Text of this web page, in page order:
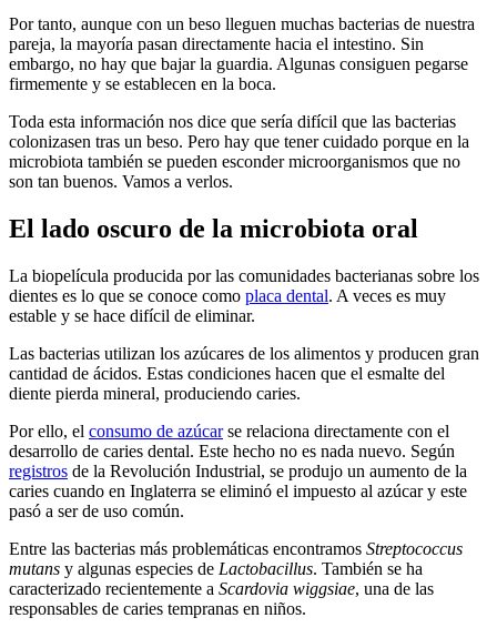
Por tanto, aunque con un beso lleguen muchas bacterias de nuestra
pareja, la mayoría pasan directamente hacia el intestino. Sin
embargo, no hay que bajar la guardia. Algunas consiguen pegarse
firmemente y se establecen en la boca.
Toda esta información nos dice que sería difícil que las bacterias
colonizasen tras un beso. Pero hay que tener cuidado porque en la
microbiota también se pueden esconder microorganismos que no
son tan buenos. Vamos a verlos.
El lado oscuro de la microbiota oral
La biopelícula producida por las comunidades bacterianas sobre los
dientes es lo que se conoce como placa dental. A veces es muy
estable y se hace difícil de eliminar.
Las bacterias utilizan los azúcares de los alimentos y producen gran
cantidad de ácidos. Estas condiciones hacen que el esmalte del
diente pierda mineral, produciendo caries.
Por ello, el consumo de azúcarse relaciona directamente con el
desarrollo de caries dental. Este hecho no es nada nuevo. Según
registros de la Revolución Industrial, se produjo un aumento de la
caries cuando en Inglaterra se eliminó el impuesto al azúcar y este
pasó a ser de uso común.
Entre las bacterias más problemáticas encontramos Streptococcus
mutans y algunas especies de Lactobacillus. También se ha
caracterizado recientemente a Scardovia wiggsiae, una de las
responsables de caries tempranas en niños.